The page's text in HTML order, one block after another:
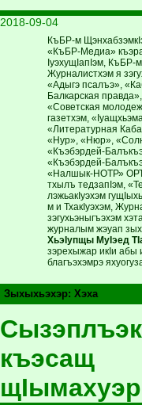
2018-09-04
КъБР-м
«КъБР-Медиа»
IуэхущIапIэм, КъБР-м
Журналистхэм я
«Адыгэ псалъэ»,
Балкарская
«Советская
газетхэм,
«Литературная
«Нур», «Нюр»,
«Къэбэрдей-
«Къэбэрдей-
«Налшык-НОТР»
тхылъ тедзапIэм,
лэжьакIуэхэм
м и ТхакIуэхэм,
зэгухьэныгъэхэм
журналым жэуап
ХьэIупщы МуIэед
зэрехыжар икIи абы
благъэхэмрэ
Зыхыхьэхэр:Хэха
къэсащ
щIымахуэр